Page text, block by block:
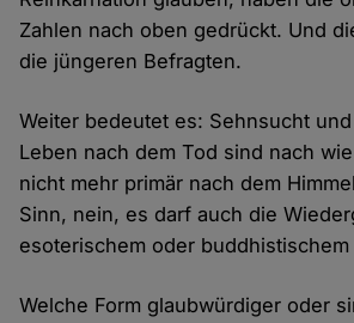
Zahlen nach oben gedrückt. Und
die jüngeren Befragten.
Weiter bedeutet es: Sehnsucht
Leben nach dem Tod sind nach
nicht mehr primär nach dem
Sinn, nein, es darf auch die
esoterischem oder
Welche Form glaubwürdiger oder